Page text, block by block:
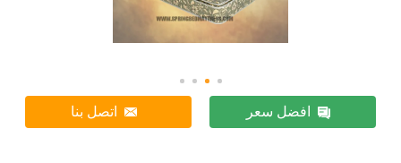
افضل سعر اتصل بنا